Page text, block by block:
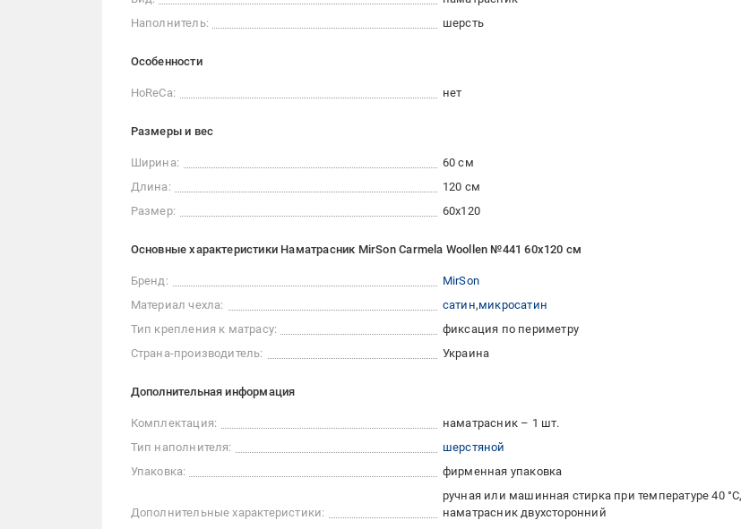
Наполнитель:
шерсть
Особенности
HoReCa: нет
Размеры и вес
Ширина:
60 см
Длина:
120 см
Размер:
60x120
Основные характеристики Наматрасник MirSon Carmela Woollen №441 60x120 см
Бренд:
MirSon
Материал чехла:
сатин микросатин
Тип крепления к матрасу:
фиксация по периметру
Страна-производитель:
Украина
Дополнительная информация
Комплектация:
наматрасник – 1 шт.
Тип наполнителя:
шерстяной
Упаковка:
фирменная упаковка
Дополнительные характеристики:
ручная или машинная стирка при температуре 40 °C
наматрасник двухсторонний